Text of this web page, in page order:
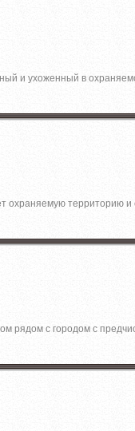
и ухоженный в
охраняемую территорию и
pядом с гоpoдом c